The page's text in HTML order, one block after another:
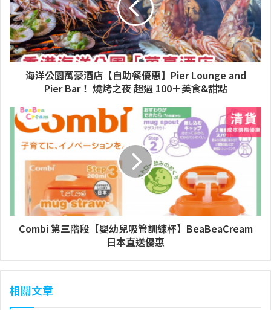
海洋公園萬豪酒店【自助餐優惠】Pier Lounge and
Pier Bar！ 燒烤之夜 超過 100＋美食&甜點
Combi 第三階段【嬰幼兒吸管訓練杯】BeaBeaCream
日本直送優惠
相關文章